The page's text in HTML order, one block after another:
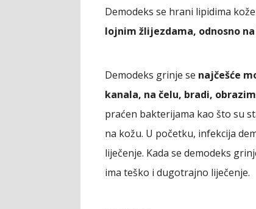
Demodeks se hrani lipidima
lojnim žlijezdama, odnosno
Demodeks grinje se najčešće
kanala, na čelu, bradi,
praćen bakterijama kao što su
na kožu. U početku, infekcija
liječenje. Kada se demodeks
ima teško i dugotrajno liječenje.